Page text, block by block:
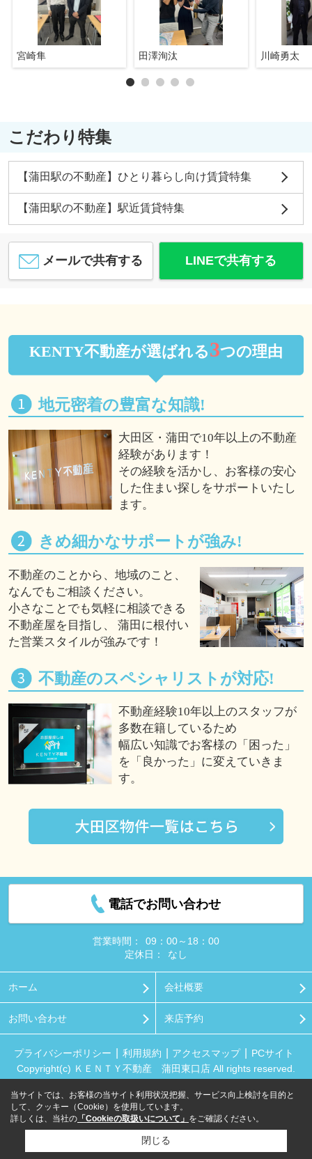
宮崎隼 田澤洵汰 川崎勇太
こだわり特集
【蒲田駅の不動産】ひとり暮らし向け賃貸特集
【蒲田駅の不動産】駅近賃貸特集
メールで共有する LINEで共有する
KENTY不動産が選ばれる3つの理由
地元密着の豊富な知識!
大田区・蒲田で10年以上の不動産
経験があります！
その経験を活かし、お客様の安心
した住まい探しをサポートいたし
ます。
きめ細かなサポートが強み!
不動産のことから、地域のこと、
なんでもご相談ください。
小さなことでも気軽に相談できる
不動産屋を目指し、 蒲田に根付い
た営業スタイルが強みです！
不動産のスペシャリストが対応!
不動産経験10年以上のスタッフが
多数在籍しているため
幅広い知識でお客様の「困った」
を「良かった」に変えていきま
す。
電話でお問い合わせ
営業時間：
09：00～18：00
定休日：
なし
ホーム 会社概要
お問い合わせ 来店予約
プライバシーポリシー 利用規約 アクセスマップ
PCサイト
Copyright(c) ＫＥＮＴＹ不動産 蒲田東口店 All rights reserved.
当サイトでは、お客様の当サイト利用状況把握、サービス向上検討を目的と
して、クッキー（Cookie）を使用しています。
詳しくは、当社の 「Cookieの取扱いについて」 をご確認ください。
閉じる